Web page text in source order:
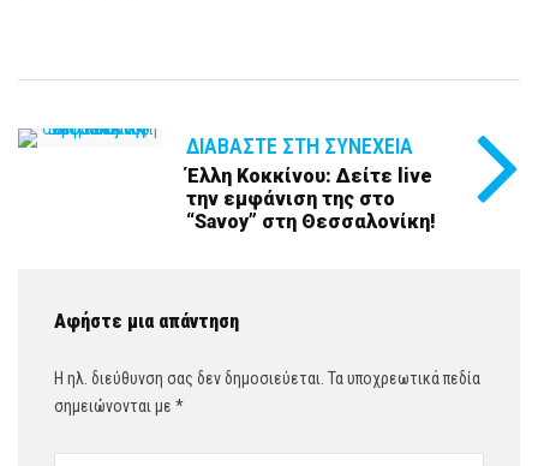
ΔΙΑΒΆΣΤΕ ΣΤΗ ΣΥΝΈΧΕΙΑ
Έλλη Κοκκίνου: Δείτε live
την εμφάνιση της στο
“Savoy” στη Θεσσαλονίκη!
Αφήστε μια απάντηση
Η ηλ. διεύθυνση σας δεν δημοσιεύεται. Τα υποχρεωτικά πεδία
σημειώνονται με *